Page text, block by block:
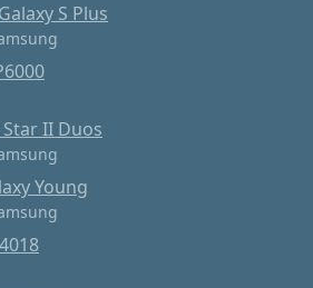
S Plus
Star II Duos
Young